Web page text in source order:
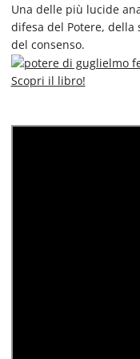
Una delle più lucide
difesa del Potere,
del consenso.
Scopri il libro!